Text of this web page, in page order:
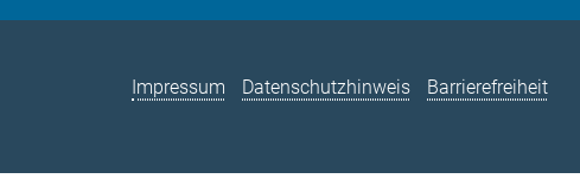
Impressum Datenschutzhinweis Barrierefreiheit